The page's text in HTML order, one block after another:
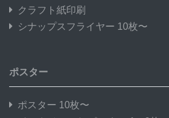
クラフト紙印刷
シナップスフライヤー 10枚〜
ポスター
ポスター 10枚〜